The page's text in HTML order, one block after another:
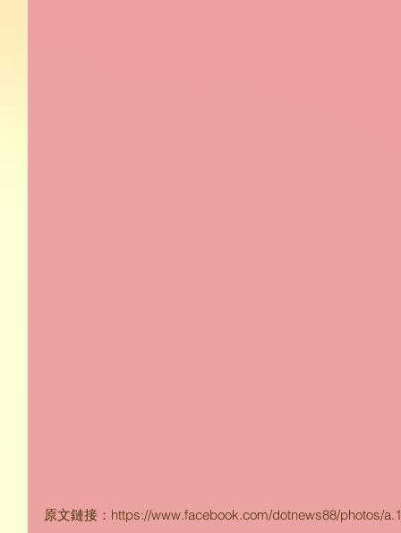
原文鏈接：https://www.facebook.com/dotnews88/photos/